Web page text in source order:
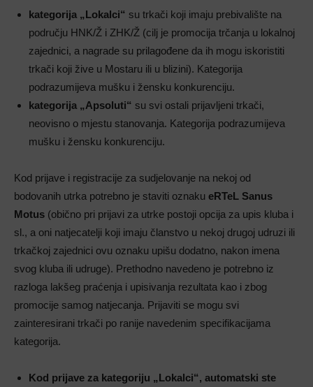
kategorija „Lokalci“ su trkači koji imaju prebivalište na
području HNK/Ž i ZHK/Ž (cilj je promocija trčanja u lokalnoj
zajednici, a nagrade su prilagođene da ih mogu iskoristiti
trkači koji žive u Mostaru ili u blizini). Kategorija
podrazumijeva mušku i žensku konkurenciju.
kategorija „Apsoluti“ su svi ostali prijavljeni trkači,
neovisno o mjestu stanovanja. Kategorija podrazumijeva
mušku i žensku konkurenciju.
Kod prijave i registracije za sudjelovanje na nekoj od
bodovanih utrka potrebno je staviti oznaku eRTeL Sanus
Motus (obično pri prijavi za utrke postoji opcija za upis kluba i
sl., a oni natjecatelji koji imaju članstvo u nekoj drugoj udruzi ili
trkačkoj zajednici ovu oznaku upišu dodatno, nakon imena
svog kluba ili udruge). Prethodno navedeno je potrebno iz
razloga lakšeg praćenja i upisivanja rezultata kao i zbog
promocije samog natjecanja. Prijaviti se mogu svi
zainteresirani trkači po ranije navedenim specifikacijama
kategorija.
Kod prijave za kategoriju „Lokalci“, automatski ste